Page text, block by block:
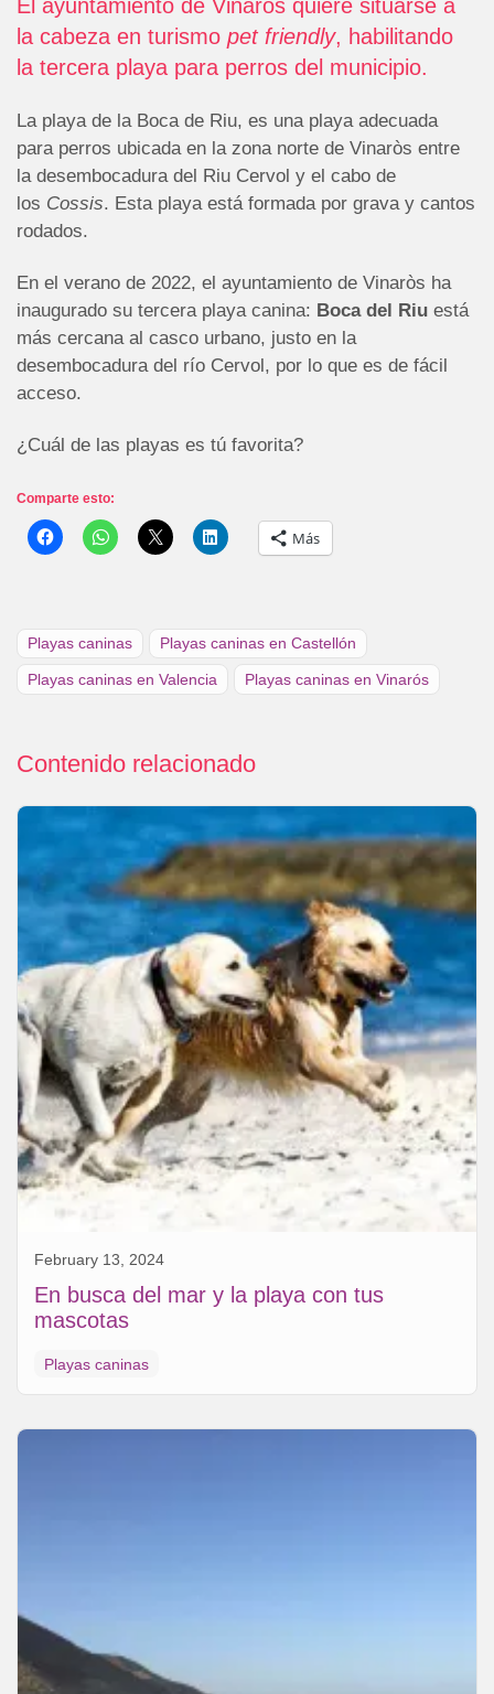
El ayuntamiento de Vinarós quiere situarse a
la cabeza en turismo pet friendly, habilitando
la tercera playa para perros del municipio.
La playa de la Boca de Riu, es una playa adecuada
para perros ubicada en la zona norte de Vinaròs entre
la desembocadura del Riu Cervol y el cabo de
los Cossis. Esta playa está formada por grava y cantos
rodados.
En el verano de 2022, el ayuntamiento de Vinaròs ha
inaugurado su tercera playa canina: Boca del Riu está
más cercana al casco urbano, justo en la
desembocadura del río Cervol, por lo que es de fácil
acceso.
¿Cuál de las playas es tú favorita?
Comparte esto:
Más
Playas caninas Playas caninas en Castellón
Playas caninas en Valencia Playas caninas en Vinarós
Contenido relacionado
February 13, 2024
En busca del mar y la playa con tus
mascotas
Playas caninas